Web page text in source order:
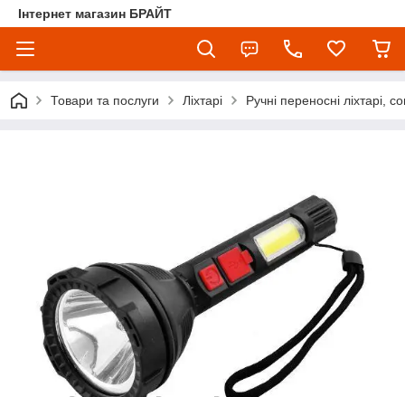
Інтернет магазин БРАЙТ
Товари та послуги Ліхтарі Ручні переносні ліхтарі,